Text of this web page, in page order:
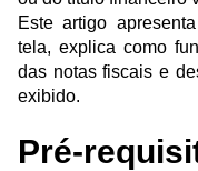
Este artigo
tela, explica como
das notas fiscais e
exibido.
Pré-